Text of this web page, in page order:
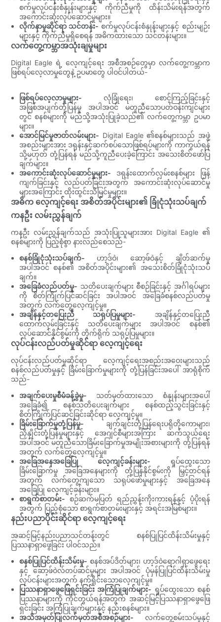
စက်မှုလုပ်ငန်းစံနှုန်းများနှင့် ကိုက်ညီမှုကို ထိန်းသိမ်းရန်အတွက်
အကောင်းဆုံးလုပ်ဆောင်မှုများ။
လိုက်နာမှုဆိုင်ရာ သင်တန်း- စက်မှုလုပ်ငန်းစံနှုန်းများနှင့် စည်းမျဉ်း
များနှင့် ကိုက်ညီမှုရှိစေရန် အဓိကထားသော သင်တန်းများ။
လက်တွေ့ကမ္ဘာအသုံးချမှုများ
Digital Eagle ရဲ့ လေ့ကျင့်ရေး အစီအစဉ်တွေမှာ လက်တွေ့ကမ္ဘာက
ဖြစ်ရပ်လေ့လာမှုတွေနဲ့ ဥပမာတွေ ပါဝင်ပါတယ်-
ဖြစ်ရပ်လေ့လာမှုများ- လုံခြုံရေး၊ စောင့်ကြည့်ခြင်းနှင့်
အဖြစ်အပျက်တုံ့ပြန်မှု အပါအဝင် မတူညီသောပတ်ဝန်းကျင်များ
တွင် စနစ်များကို မည်သို့အသုံးပြုခဲ့သည်၏ လက်တွေ့ကမ္ဘာ ဥပမာ
များ။
အောင်မြင်မှုဇာတ်လမ်းများ- Digital Eagle ၏စနစ်များသည် အဖွဲ့
အစည်းများအား ဒရုန်းနှင့်ဆက်စပ်သောဖြစ်ရပ်များကို ကာကွယ်ရန်
သို့မဟုတ် တုံ့ပြန်ရန် မည်သို့ကူညီပေးခဲ့ကြောင်း အသေးစိတ်ဖော်ပြ
ချက်များ။
အကောင်းဆုံးလုပ်ဆောင်မှုများ- ဒရုန်းထောက်လှမ်းစနစ်များ ဖြန့်
ကျက်ခြင်းနှင့် လည်ပတ်ခြင်းအတွက် အကောင်းဆုံးလုပ်ဆောင်မှု
များအကြောင်း ထိုးထွင်းသိမြင်မှုများ။
အဓိက လေ့ကျင့်ရေး အစိတ်အပိုင်းများ၏ ခြုံငုံသုံးသပ်ချက်
ကနဦး လမ်းညွှန်ချက်
ကနဦး လမ်းညွှန်ချက်သည် အသုံးပြုသူများအား Digital Eagle ၏
စနစ်များကို ပြည့်စုံစွာ နားလည်စေသည်-
စနစ်ခြုံငုံသုံးသပ်ချက်- ဟာ့ဒ်ဝဲ၊ ဆော့ဖ်ဝဲနှင့် ချိတ်ဆက်မှု
အပါအဝင် စနစ်၏ အစိတ်အပိုင်းများ၏ အသေးစိတ်ခြုံငုံသုံးသပ်
ချက်။
အခြေခံလည်ပတ်မှု- သတိပေးချက်များ စီစဉ်ခြင်းနှင့် အင်္ဂါရပ်များ
ကို စိတ်ကြိုက်ပြင်ဆင်ခြင်း အပါအဝင် အခြေခံစနစ်လည်ပတ်မှု
အတွက် လက်တွေ့လေ့ကျင့်မှု။
အချိန်နှင့်တပြေးညီ သရုပ်ပြမှုများ- အချိန်နှင့်တပြေးညီ
ထောက်လှမ်းခြင်းနှင့် သတိပေးချက်များ အပါအဝင် စနစ်၏
လုပ်ဆောင်နိုင်စွမ်းကို တိုက်ရိုက် သရုပ်ပြမှုများ။
လုပ်ငန်းလည်ပတ်မှုဆိုင်ရာ လေ့ကျင့်ရေး
လုပ်ငန်းလည်ပတ်မှုဆိုင်ရာ လေ့ကျင့်ရေးအစည်းအဝေးများသည်
စနစ်လည်ပတ်မှုနှင့် ခြိမ်းခြောက်မှုများကို တုံ့ပြန်ခြင်းအပေါ် အာရုံစိုက်
သည်-
အချက်ပေးမှုစီမံခန့်ခွဲမှု- သတ်မှတ်ထားသော စံနှုန်းများအပေါ်
အခြေခံ၍ စနစ်သတိပေးချက်များ စနစ်ထည့်သွင်းခြင်းနှင့်
စိတ်ကြိုက်ပြင်ဆင်ခြင်းဆိုင်ရာ လေ့ကျင့်မှု။
ခြိမ်းခြောက်မှုတုံ့ပြန်မှု- ချက်ချင်းတုံ့ပြန်ရေးပရိုတိုကောများ၊
ညှိနှိုင်းတုံ့ပြန်မှုများနှင့် အေဂျင်စီများအကြား ဆက်သွယ်ရေး
အပါအဝင် မတူညီသောခြိမ်းခြောက်မှုအမျိုးအစားများကို တုံ့ပြန်ရန်
အတွက် လက်တွေ့လေ့ကျင့်မှု။
အခြေအနေအခြေပြု လေ့ကျင့်ခန်းများ- ရှုပ်ထွေးသော
ခြိမ်းခြောက်မှု အခြေအနေများကို တုံ့ပြန်နိုင်စွမ်းကို မြှင့်တင်ရန်
အတွက် လက်တွေ့ကျသော သရုပ်ဖော်မှုများနှင့် အခြေအနေ
အခြေပြု လေ့ကျင့်ခန်းများ။
စာရွက်စာတမ်း- စဉ်ဆက်မပြတ် ရည်ညွှန်းကိုးကားရန်နှင့် ပံ့ပိုးရန်
အတွက် ပြည့်စုံသော စာရွက်စာတမ်းများနှင့် အရင်းအမြစ်များ။
နည်းပညာပိုင်းဆိုင်ရာ လေ့ကျင့်ရေး
အဆင့်မြင့်နည်းပညာသင်တန်းတွင် စနစ်ပြုပြင်ထိန်းသိမ်းမှုနှင့်
ပြဿနာရှာဖွေခြင်း ပါဝင်သည်။
စနစ်ပြုပြင်ထိန်းသိမ်းမှု- စနစ်အပ်ဒိတ်များ၊ ဟာ့ဒ်ဝဲရောဂါရှာဖွေရေး
နှင့် ဆော့ဖ်ဝဲလ်တပ်ဆင်မှုများ အပါအဝင် ပုံမှန်ပြုပြင်ထိန်းသိမ်းမှု
လုပ်ငန်းများအတွက် နက်ရှိုင်းသောလေ့ကျင့်မှု။
ပြဿနာရှာဖွေဖြေရှင်းခြင်း အကြံပြုချက်များ- ရှုပ်ထွေးသော စနစ်
ပြဿနာများကို ကိုင်တွယ်ရန်အတွက် အဆင့်မြင့်ပြဿနာရှာဖွေဖြေ
ရှင်းခြင်း အကြံပြုချက်များနှင့် နည်းစနစ်များ။
အသိအမှတ်ပြုလက်မှတ်အစီအစဉ်များ- လက်တွေ့စမ်းသပ်မှုနှင့်